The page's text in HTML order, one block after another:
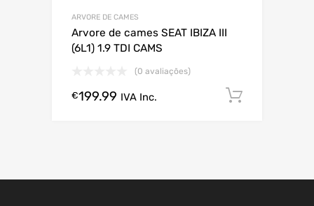
ARVORE DE CAMES
Arvore de cames SEAT IBIZA III
(6L1) 1.9 TDI CAMS
(0 avaliações)
€199.99 IVA Inc.